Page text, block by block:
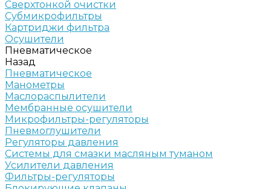
Сверхтонкой очистки
Субмикрофильтры
Картриджи фильтра
Осушители
Пневматическое
Назад
Пневматическое
Манометры
Маслораспылители
Мембранные осушители
Микрофильтры-регуляторы
Пневмоглушители
Регуляторы давления
Системы для смазки масляным туманом
Усилители давления
Фильтры-регуляторы